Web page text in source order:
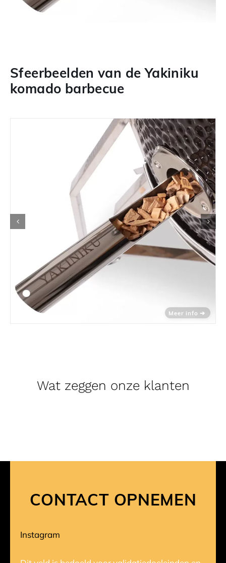
Sfeerbeelden van de Yakiniku
komado barbecue
Wat zeggen onze klanten
CONTACT OPNEMEN
Instagram